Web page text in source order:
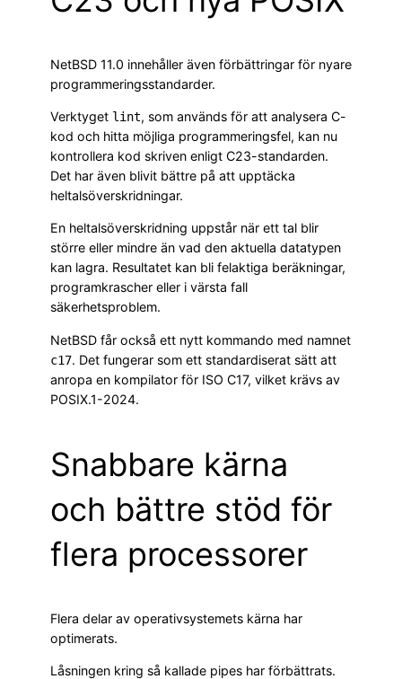
NetBSD 11.0 innehåller även förbättringar för nyare
programmeringsstandarder.
Verktyget lint, som används för att analysera C-
kod och hitta möjliga programmeringsfel, kan nu
kontrollera kod skriven enligt C23-standarden.
Det har även blivit bättre på att upptäcka
heltalsöverskridningar.
En heltalsöverskridning uppstår när ett tal blir
större eller mindre än vad den aktuella datatypen
kan lagra. Resultatet kan bli felaktiga beräkningar,
programkrascher eller i värsta fall
säkerhetsproblem.
NetBSD får också ett nytt kommando med namnet
c17. Det fungerar som ett standardiserat sätt att
anropa en kompilator för ISO C17, vilket krävs av
POSIX.1-2024.
Snabbare kärna
och bättre stöd för
flera processorer
Flera delar av operativsystemets kärna har
optimerats.
Låsningen kring så kallade pipes har förbättrats.